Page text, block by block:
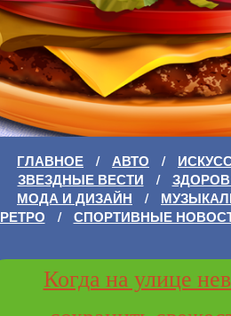
ГЛАВНОЕ / АВТО /
ЗВЕЗДНЫЕ ВЕСТИ
/
МОДА И ДИЗАЙН
/
РЕТРО
/ СПОРТИВНЫЕ